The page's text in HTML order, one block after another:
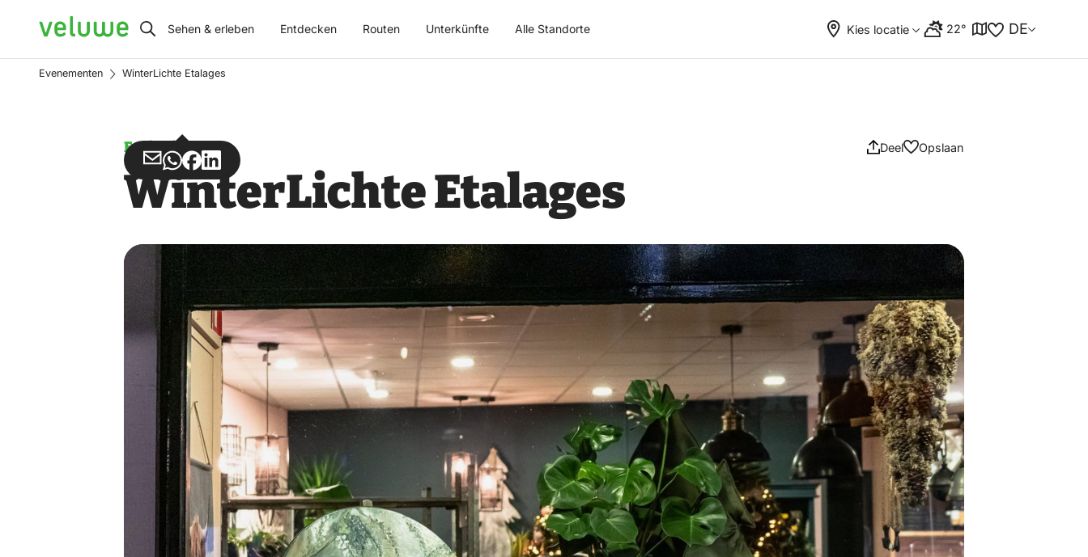
Veluwe Sehen & erleben Entdecken Routen Unterkünfte Alle Standorte Kies locatie 22° DE
Evenementen WinterLichte Etalages
Ereignis Deel
Teilen
über
Teilen
über
Teilen
auf
Teilen
auf
Opslaan
WinterLichte Etalages